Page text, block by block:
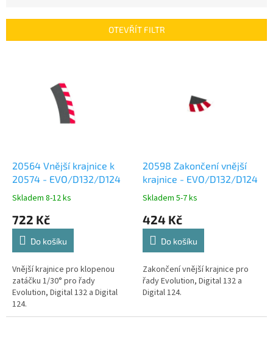
r
OTEVŘÍT FILTR
20564 Vnější krajnice k
20574 - EVO/D132/D124
Skladem 8-12 ks
722 Kč
Do košíku
Vnější krajnice pro klopenou
zatáčku 1/30° pro řady
Evolution, Digital 132 a Digital
124.
20598 Zakončení vnější
krajnice - EVO/D132/D124
Skladem 5-7 ks
424 Kč
Do košíku
Zakončení vnější krajnice pro
řady Evolution, Digital 132 a
Digital 124.